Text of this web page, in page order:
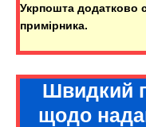
Укрпошта додатково
примірника.
Швидкий
щодо